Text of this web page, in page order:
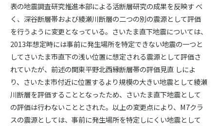
表の地震調査研究推進本部による活断層研究の成果を反映す べ
く、深谷断層帯および綾瀬川断層の二つの別の震源として評価
を行うように変更となっている。さいたま直下地震については、
2013年想定時には事前に発生場所を特定できない地震の一つと
してさいたま市直下の浅い位置に想定される震源として評価さ
れていたが、前述の関東平野北西縁断層帯の評価見直 しによ
り、さいたま市付近に位置するより規模の大きい地震として綾瀬
川断層を評価することとなったため、さいたま直下地震として
の評価は行わないこととされた。以上の変更点により、M7クラ
スの震源としては、事前に発生場所を特定しにくい地震として